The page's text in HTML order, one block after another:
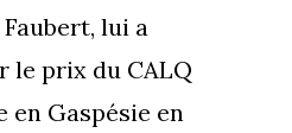
lui a
le prix du CALQ
en Gaspésie en